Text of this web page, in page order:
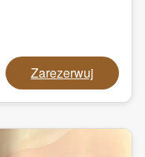
Zarezerwuj